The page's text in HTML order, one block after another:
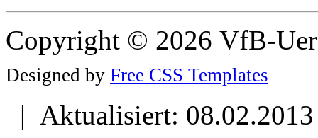
Copyright © 2026 VfB-
Designed by Free CSS Templates
| Aktualisiert: 08.02.2013